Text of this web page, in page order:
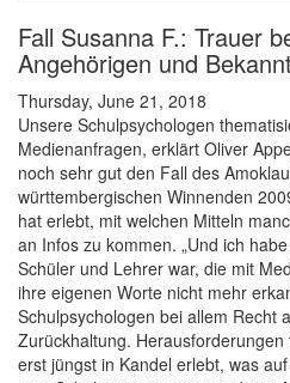
Fall Susanna F.: Trauer
Angehörigen und
Thursday, June 21, 2018
Unsere Schulpsychologen
Medienanfragen, erklärt Oliver
noch sehr gut den Fall des
württembergischen Winnenden
hat erlebt, mit welchen Mitteln
an Infos zu kommen. „Und ich
Schüler und Lehrer war, die mit
ihre eigenen Worte nicht mehr
Schulpsychologen bei allem Recht
Zurückhaltung.
erst jüngst in Kandel erlebt, was